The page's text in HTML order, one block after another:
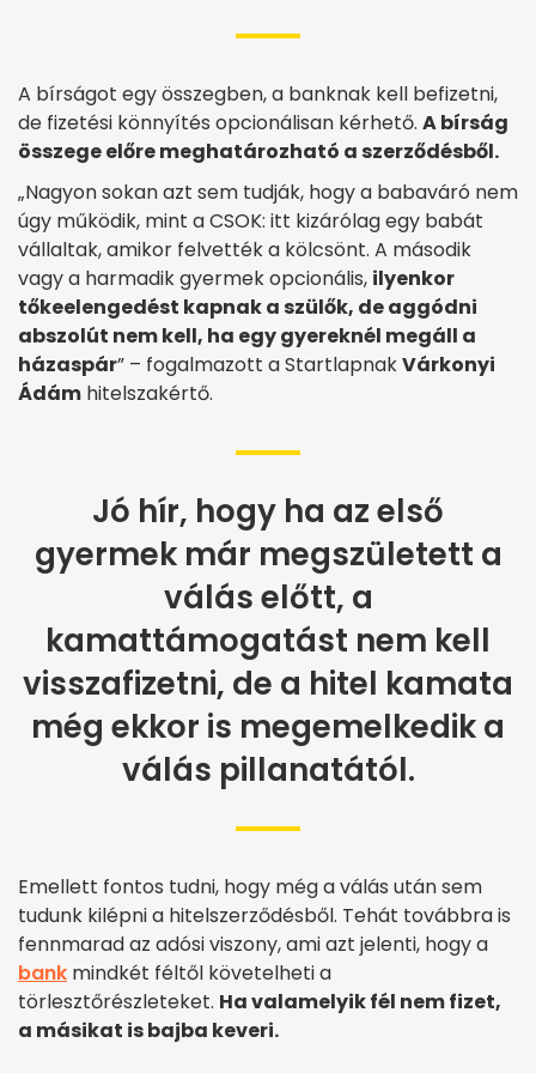
A bírságot egy összegben, a banknak kell befizetni,
de fizetési könnyítés opcionálisan kérhető. A bírság
összege előre meghatározható a szerződésből.
„Nagyon sokan azt sem tudják, hogy a babaváró nem
úgy működik, mint a CSOK: itt kizárólag egy babát
vállaltak, amikor felvették a kölcsönt. A második
vagy a harmadik gyermek opcionális, ilyenkor
tőkeelengedést kapnak a szülők, de aggódni
abszolút nem kell, ha egy gyereknél megáll a
házaspár” – fogalmazott a StartlapnakVárkonyi
Ádám hitelszakértő.
Jó hír, hogy ha az első
gyermek már megszületett a
válás előtt, a
kamattámogatást nem kell
visszafizetni, de a hitel kamata
még ekkor is megemelkedik a
válás pillanatától.
Emellett fontos tudni, hogy még a válás után sem
tudunk kilépni a hitelszerződésből. Tehát továbbra is
fennmarad az adósi viszony, ami azt jelenti, hogy a
bank mindkét féltől követelheti a
törlesztőrészleteket. Ha valamelyik fél nem fizet,
a másikat is bajba keveri.